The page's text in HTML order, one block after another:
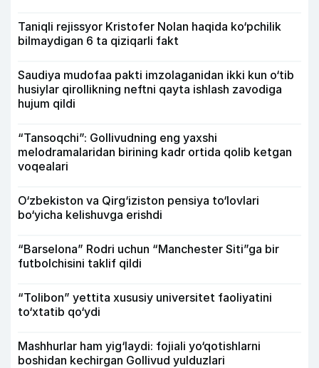
Taniqli rejissyor Kristofer Nolan haqida ko‘pchilik
bilmaydigan 6 ta qiziqarli fakt
Saudiya mudofaa pakti imzolaganidan ikki kun o‘tib
husiylar qirollikning neftni qayta ishlash zavodiga
hujum qildi
“Tansoqchi”: Gollivudning eng yaxshi
melodramalaridan birining kadr ortida qolib ketgan
voqealari
O‘zbekiston va Qirg‘iziston pensiya to‘lovlari
bo‘yicha kelishuvga erishdi
“Barselona” Rodri uchun “Manchester Siti”ga bir
futbolchisini taklif qildi
“Tolibon” yettita xususiy universitet faoliyatini
to‘xtatib qo‘ydi
Mashhurlar ham yig‘laydi: fojiali yo‘qotishlarni
boshidan kechirgan Gollivud yulduzlari